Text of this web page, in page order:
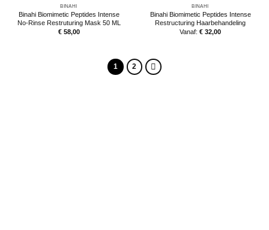
BINAHI
Binahi Biomimetic Peptides Intense
No-Rinse Restruturing Mask 50 ML
€58,00
BINAHI
Binahi Biomimetic Peptides Intense
Restructuring Haarbehandeling
Vanaf: € 32,00
1 2